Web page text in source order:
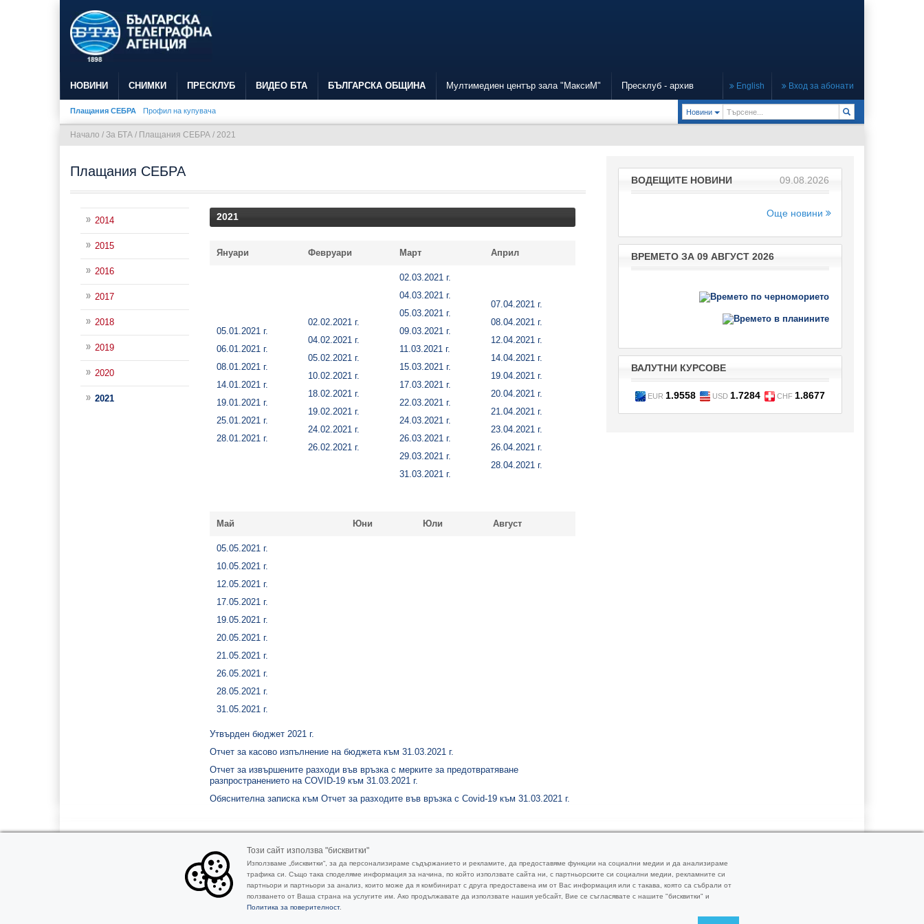
НОВИНИ СНИМКИ ПРЕСКЛУБ ВИДЕО БТА БЪЛГАРСКА ОБЩИНА Мултимедиен център зала "МаксиМ" Пресклуб - архив English Вход за абонати
Плащания СЕБРА Профил на купувача Новини Toggle Dropdown
Начало / За БТА / Плащания СЕБРА / 2021
Плащания СЕБРА
2014
2015
2016
2017
2018
2019
2020
2021
2021
Януари Февруари Март Април
05.01.2021 г.
06.01.2021 г.
08.01.2021 г.
14.01.2021 г.
19.01.2021 г.
25.01.2021 г.
28.01.2021 г.
02.02.2021 г.
04.02.2021 г.
05.02.2021 г.
10.02.2021 г.
18.02.2021 г.
19.02.2021 г.
24.02.2021 г.
26.02.2021 г.
02.03.2021 г.
04.03.2021 г.
05.03.2021 г.
09.03.2021 г.
11.03.2021 г.
15.03.2021 г.
17.03.2021 г.
22.03.2021 г.
24.03.2021 г.
26.03.2021 г.
29.03.2021 г.
31.03.2021 г.
07.04.2021 г.
08.04.2021 г.
12.04.2021 г.
14.04.2021 г.
19.04.2021 г.
20.04.2021 г.
21.04.2021 г.
23.04.2021 г.
26.04.2021 г.
28.04.2021 г.
Май Юни Юли Август
05.05.2021 г.
10.05.2021 г.
12.05.2021 г.
17.05.2021 г.
19.05.2021 г.
20.05.2021 г.
21.05.2021 г.
26.05.2021 г.
28.05.2021 г.
31.05.2021 г.
Утвърден бюджет 2021 г.
Отчет за касово изпълнение на бюджета към 31.03.2021 г.
Отчет за извършените разходи във връзка с мерките за предотвратяване
разпространението на COVID-19 към 31.03.2021 г.
Обяснителна записка към Отчет за разходите във връзка с Covid-19 към 31.03.2021 г.
ВОДЕЩИТЕ НОВИНИ 09.08.2026
Още новини
ВРЕМЕТО ЗА 09 АВГУСТ 2026
ВАЛУТНИ КУРСОВЕ
EUR 1.9558 USD 1.7284 CHF 1.8677
ПАРТНЬОРИ
Реклама Продукти За БТА Профил на купувача Политика за поверителност Контакти RSS
Този сайт използва "бисквитки"
Използваме „бисквитки“, за да персонализираме съдържанието и рекламите, да предоставяме функции на социални медии и да анализираме
трафика си. Също така споделяме информация за начина, по който използвате сайта ни, с партньорските си социални медии, рекламните си
партньори и партньори за анализ, които може да я комбинират с друга предоставена им от Вас информация или с такава, която са събрали от
ползването от Ваша страна на услугите им. Ако продължавате да използвате нашия уебсайт, Вие се съгласявате с нашите "бисквитки" и
Политика за поверителност.